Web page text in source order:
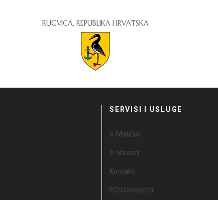
RUGVICA, REPUBLIKA HRVATSKA
SERVISI I USLUGE
e-Matičar
e-obrasci
Kontakti
FGU Geoportal